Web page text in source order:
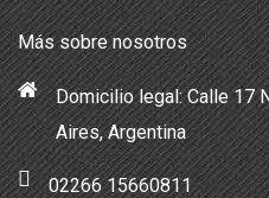
Más sobre nosotros
Domicilio legal: Calle 17
Aires, Argentina
02266 15660811